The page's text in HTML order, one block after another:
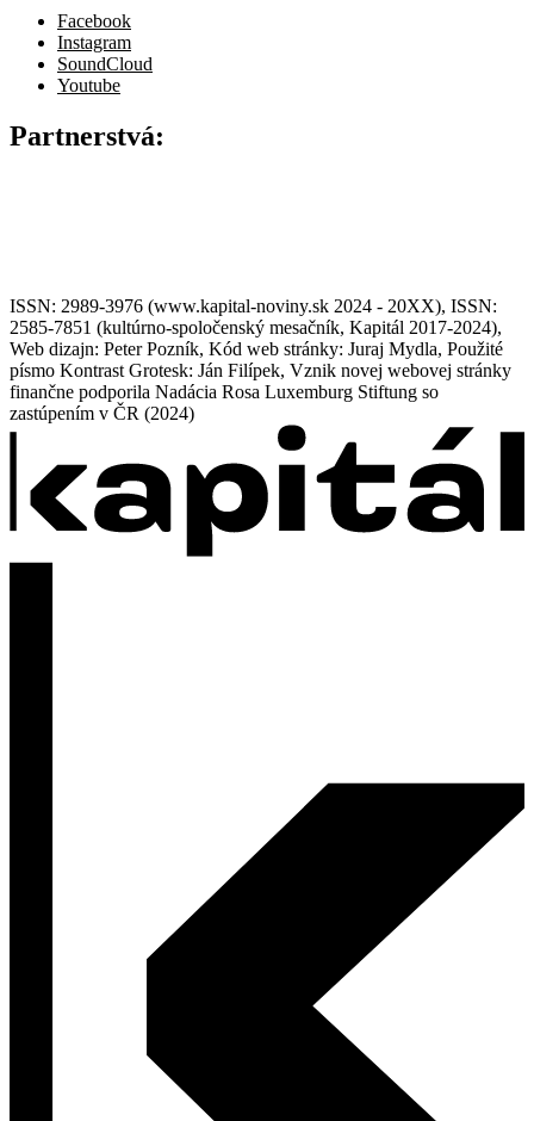
Facebook
Instagram
SoundCloud
Youtube
Partnerstvá:
ISSN: 2989-3976 (www.kapital-noviny.sk 2024 - 20XX), ISSN:
2585-7851 (kultúrno-spoločenský mesačník, Kapitál 2017-2024),
Web dizajn: Peter Pozník, Kód web stránky: Juraj Mydla, Použité
písmo Kontrast Grotesk: Ján Filípek, Vznik novej webovej stránky
finančne podporila Nadácia Rosa Luxemburg Stiftung so
zastúpením v ČR (2024)